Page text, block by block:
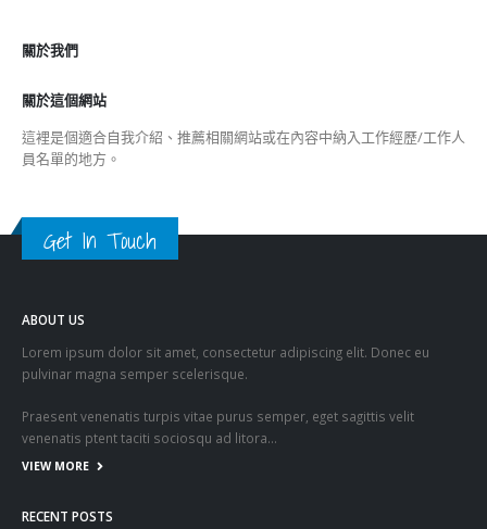
關於我們
關於這個網站
這裡是個適合自我介紹、推薦相關網站或在內容中納入工作經歷/工作人
員名單的地方。
Get In Touch
ABOUT US
Lorem ipsum dolor sit amet, consectetur adipiscing elit. Donec eu
pulvinar magna semper scelerisque.
Praesent venenatis turpis vitae purus semper, eget sagittis velit
venenatis ptent taciti sociosqu ad litora…
VIEW MORE
RECENT POSTS